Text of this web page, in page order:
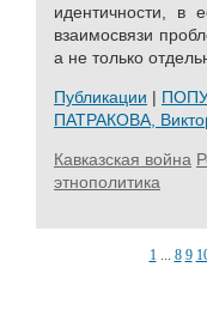
идентичности, в
взаимосвязи
а не только
Публикации |
ПАТРАКОВА,
Кавказская война
этнополитика
1... 8 9